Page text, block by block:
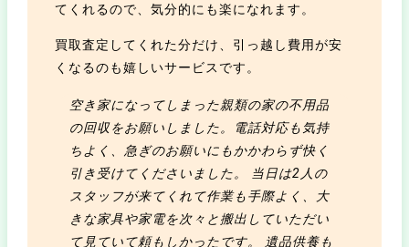
てくれるので、気分的にも楽になれます。
買取査定してくれた分だけ、引っ越し費用が安
くなるのも嬉しいサービスです。
空き家になってしまった親類の家の不用品
の回収をお願いしました。電話対応も気持
ちよく、急ぎのお願いにもかかわらず快く
引き受けてくださいました。 当日は2人の
スタッフが来てくれて作業も手際よく、大
きな家具や家電を次々と搬出していただい
て見ていて頼もしかったです。 遺品供養も